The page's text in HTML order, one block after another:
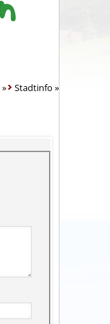
» Stadtinfo »